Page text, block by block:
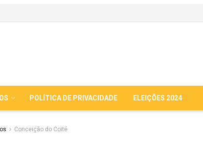
POLÍTICA DE PRIVACIDADE ELEIÇÕES 2024
Conceição do Coité